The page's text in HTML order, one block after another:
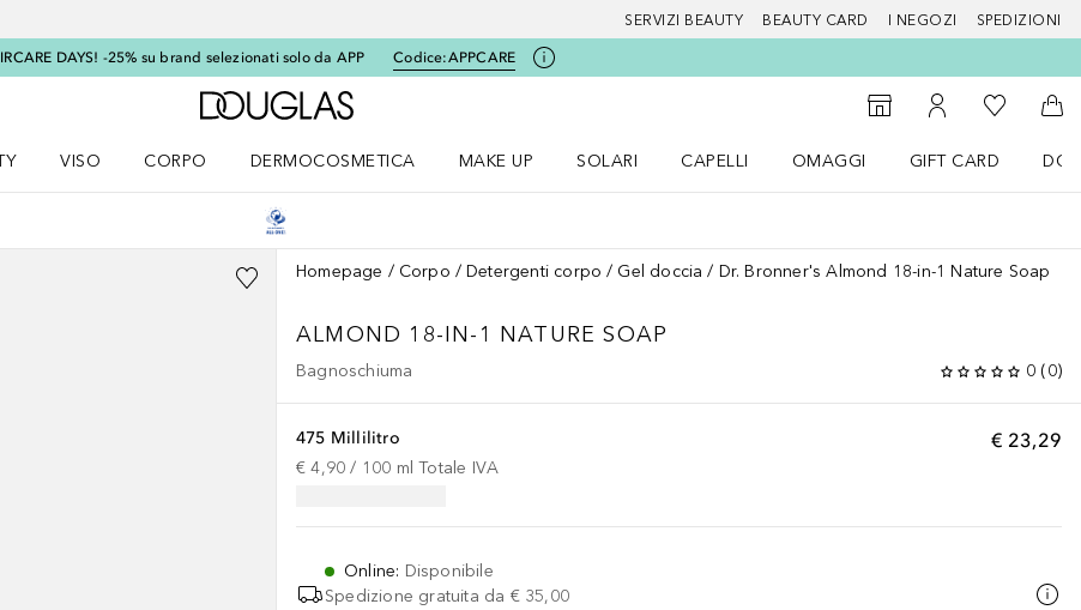
SERVIZI BEAUTY BEAUTY CARD I NEGOZI SPEDIZIONI
DAYS! -25% su brand selezionati solo da APP Codice:APPCARE
A Douglas Home
StorefinderAl Mio Account
Alla Mia
Al
VISO
CORPO
DERMOCOSMETICA
MAKE UP
SOLARI
CAPELLI
OMAGGI
GIFT CARD
Homepage Corpo Detergenti corpo Gel doccia Dr. Bronner's Almond 18-in-1 Nature Soap
ALMOND 18-IN-1 NATURE SOAP
Bagnoschiuma 0 (0)
€ 23,29
475 Millilitro
€ 4,90 / 100 ml Totale IVA
Online: Disponibile
Spedizione gratuita da € 35,00